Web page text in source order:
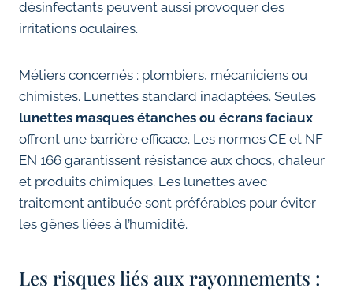
désinfectants peuvent aussi provoquer des
irritations oculaires.
Métiers concernés : plombiers, mécaniciens ou
chimistes. Lunettes standard inadaptées. Seules
lunettes masques étanches ou écrans faciaux
offrent une barrière efficace. Les normes CE et NF
EN 166 garantissent résistance aux chocs, chaleur
et produits chimiques. Les lunettes avec
traitement antibuée sont préférables pour éviter
les gênes liées à l’humidité.
Les risques liés aux rayonnements :